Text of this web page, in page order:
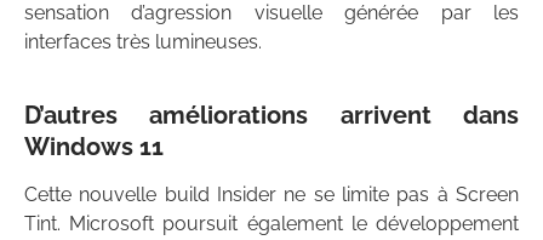
sensation d’agression visuelle générée par les
interfaces très lumineuses.
D’autres améliorations arrivent dans
Windows 11
Cette nouvelle build Insider ne se limite pas à Screen
Tint. Microsoft poursuit également le développement